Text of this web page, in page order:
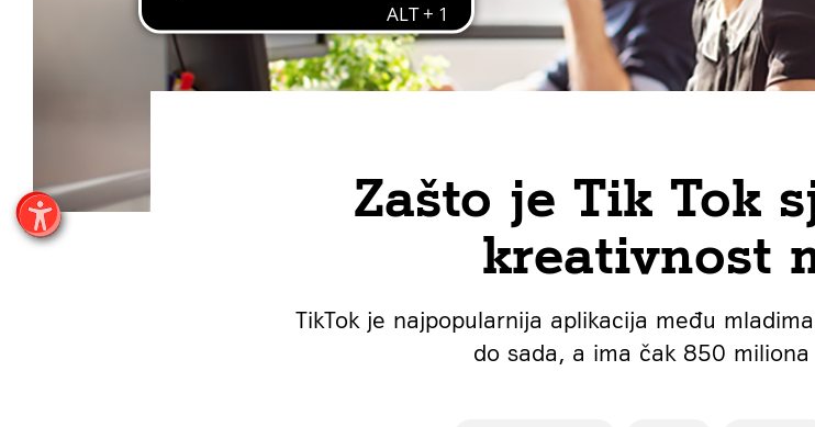
Zašto je Tik Tok
kreativnost
TikTok je najpopularnija aplikacija među
do sada, a ima čak 850